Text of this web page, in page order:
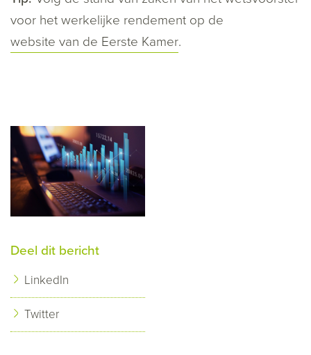
voor het werkelijke rendement op de
website van de Eerste Kamer.
Deel dit bericht
LinkedIn
Twitter